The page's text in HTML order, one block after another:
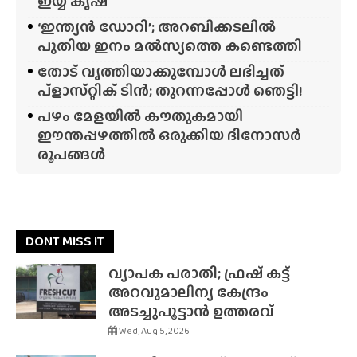
‘ഇന്ത്യൻ ഡോറി’; അറബിക്കടലിൽ
പുതിയ ഇനം മൽസ്യത്തെ കണ്ടെത്തി
തോട് വൃത്തിയാക്കുമ്പോൾ ലഭിച്ചത്
പ്‌ളാസ്‌റ്റിക് ടിൻ; തുറന്നപ്പോൾ ഞെട്ടി!
പഴം മേളയിൽ കൗതുകമായി
ഈന്തപ്പഴത്തിൽ ഒരുക്കിയ ദിനോസർ
രൂപങ്ങൾ
DONT MISS IT
വ്യാപക പരാതി; ഫ്രഷ് കട്ട്
അറവുമാലിന്യ കേന്ദ്രം
അടച്ചുപൂട്ടാൻ ഉത്തരവ്
Wed, Aug 5, 2026